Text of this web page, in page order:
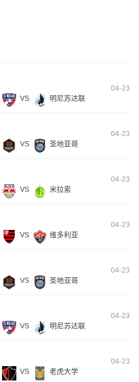
04-23
VS 明尼苏达联
04-23
VS 圣地亚哥
04-23
VS 米拉索
04-23
VS 维多利亚
04-23
VS 圣地亚哥
04-23
VS 明尼苏达联
04-23
VS 老虎大学